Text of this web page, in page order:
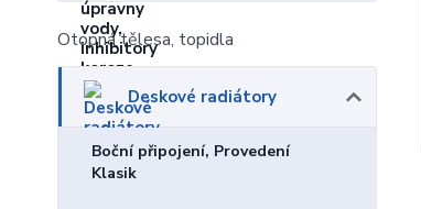
Otopná tělesa, topidla
Deskové radiátory
Boční připojení, Provedení
Klasik